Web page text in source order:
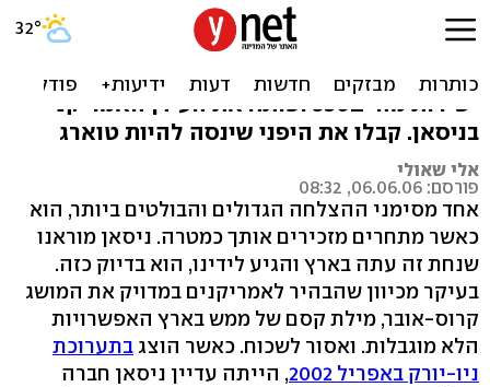
ניסאן מוראנו - כמו באמריקה
הוא נראה ספורטיבי, מגבה זאת במנוע שהגיע
ישירות מה-350Z ופותח את העידן האמריקני
בניסאן. קבלו את היפני שינסה להיות טוארג
אלי שאולי
פורסם: 06.06.06, 08:32
אחד מסימני ההצלחה הגדולים והבולטים ביותר, הוא
כאשר מתחרים מזכירים אותך כמטרה. ניסאן מוראנו
שנחת זה עתה בארץ והגיע לידינו, הוא בדיוק כזה.
בעיקר מכיוון שהבהיר לאמריקנים במדויק את המושג
קרוס-אובר, מילת קסם של ממש בארץ האפשרויות
הלא מוגבלות. ואסור לשכוח. כאשר הוצג בתערוכת
ניו-יורק באפריל 2002
, הייתה עדיין ניסאן חברה